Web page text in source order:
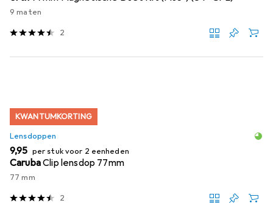
9 maten
2
KWANTUMKORTING
Lensdoppen
EUR
9,95 per stuk voor 2 eenheden
CarubaClip lensdop 77mm
77 mm
2